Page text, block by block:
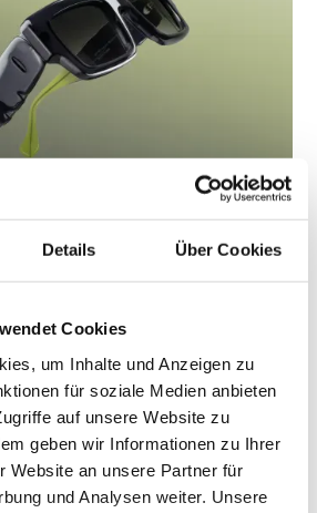
Details Über Cookies
Cookies
um Inhalte und Anzeigen zu
für soziale Medien anbieten
auf unsere Website zu
geben wir Informationen zu Ihrer
Website an unsere Partner für
und Analysen weiter. Unsere
Kooperation: Andy
Wolf für eine ungewöhnliche
Gemeinsam mit dem Künstler
die auf 1.000 Exemplare limitierte
die gestalterische und
miteinander verbindet und
welche Rolle
Premiumsegment der Augenoptik